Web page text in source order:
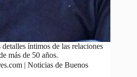
íntimos de las relaciones
más de 50 años.
| Noticias de Buenos